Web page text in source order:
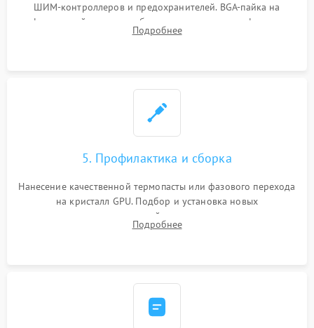
ШИМ-контроллеров и предохранителей. BGA-пайка на
инфракрасной станции реболлинг или замена графического
чипа и дефектной памяти GDDR. Прошивка BIOS
Подробнее
5. Профилактика и сборка
Нанесение качественной термопасты или фазового перехода
на кристалл GPU. Подбор и установка новых
термопрокладок правильной толщины на память и цепи
питания. Монтаж радиатора и бэкплейта, подключение и
Подробнее